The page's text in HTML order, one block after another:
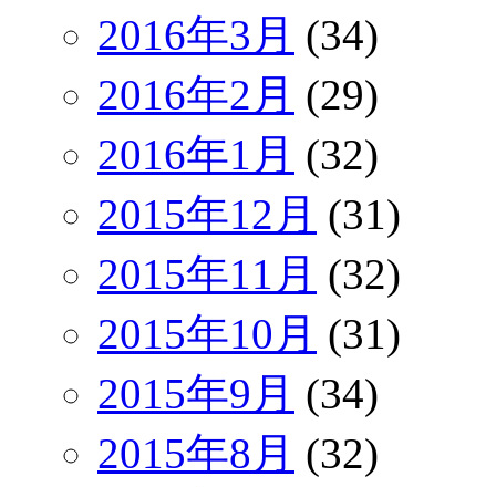
2016年3月 (34)
2016年2月 (29)
2016年1月 (32)
2015年12月 (31)
2015年11月 (32)
2015年10月 (31)
2015年9月 (34)
2015年8月 (32)